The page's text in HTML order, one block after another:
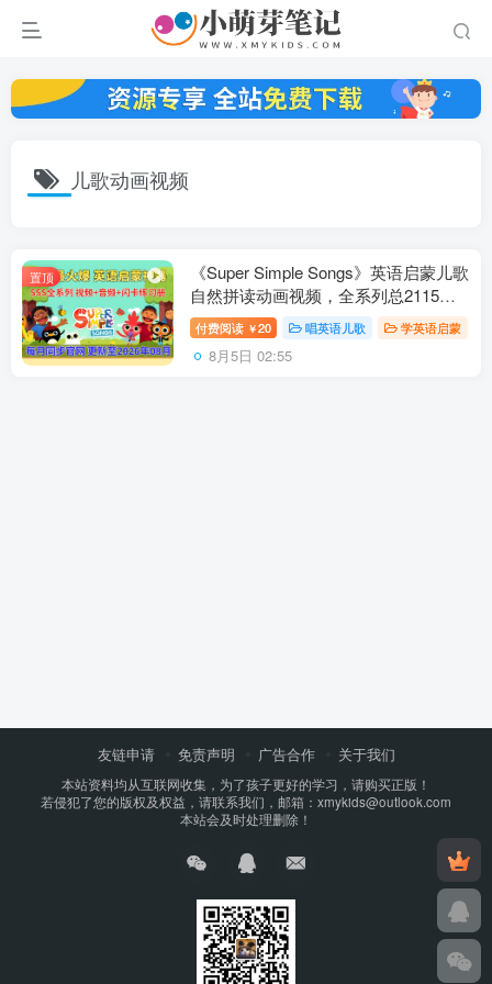
儿歌动画视频
置顶
《Super Simple Songs》英语启蒙儿歌
自然拼读动画视频，全系列总2115
集，1080P高清视频带英文字幕，百度
云网盘下载！
付费阅读 ￥20 唱英语儿歌 学英语启蒙
8月5日 02:55
友链申请 免责声明 广告合作 关于我们
本站资料均从互联网收集，为了孩子更好的学习，请购买正版！
若侵犯了您的版权及权益，请联系我们，邮箱：xmykids@outlook.com
本站会及时处理删除！